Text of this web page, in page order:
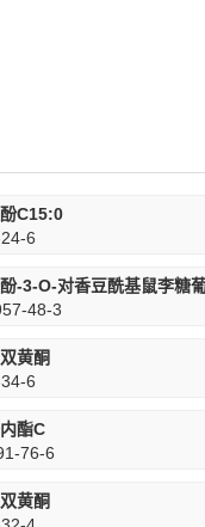
C15:0
6
48-3
黄酮
6
酯C
76-6
黄酮